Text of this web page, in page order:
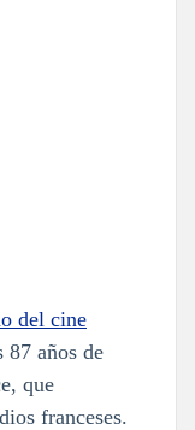
del cine
87 años de
que
franceses.